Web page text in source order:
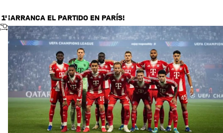
1'
PITIDO INICIAL
¡ARRANCA EL PARTIDO EN PARÍS!